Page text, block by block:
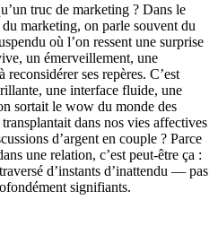
truc de marketing ? Dans le
marketing, on parle souvent du
où l’on ressent une surprise
un émerveillement, une
ses repères. C’est
une interface fluide, une
sortait le wow du monde des
dans nos vies affectives
d’argent en couple ? Parce
une relation, c’est peut-être ça :
d’instants d’inattendu — pas
signifiants.